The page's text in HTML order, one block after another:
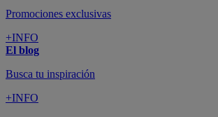
Promociones exclusivas
+INFO
El blog
Busca tu inspiración
+INFO